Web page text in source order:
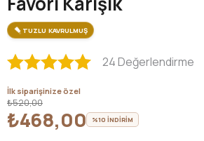
TUZLU KAVRULMUŞ
24 Değerlendirme
İlk siparişinize özel
₺520,00
₺468,00 %10 İNDİRİM